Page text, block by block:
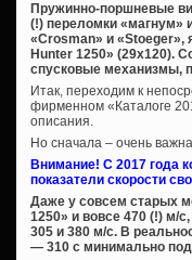
Пружинно-поршневые
(!) переломки «магнум»
«Crosman» и «Stoeger»,
Hunter 1250» (29х120).
спусковые механизмы,
Итак, переходим к
фирменном «Каталоге
описания.
Но сначала – очень
Внимание! С 2017 года
показатели скорости
Даже у совсем старых
1250» и вовсе 470 (!) м/
305 и 380 м/с. В
— 310 с минимально